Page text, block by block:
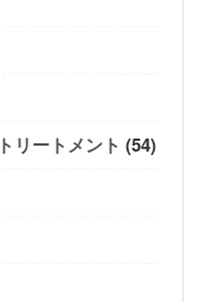
リートメント (54)